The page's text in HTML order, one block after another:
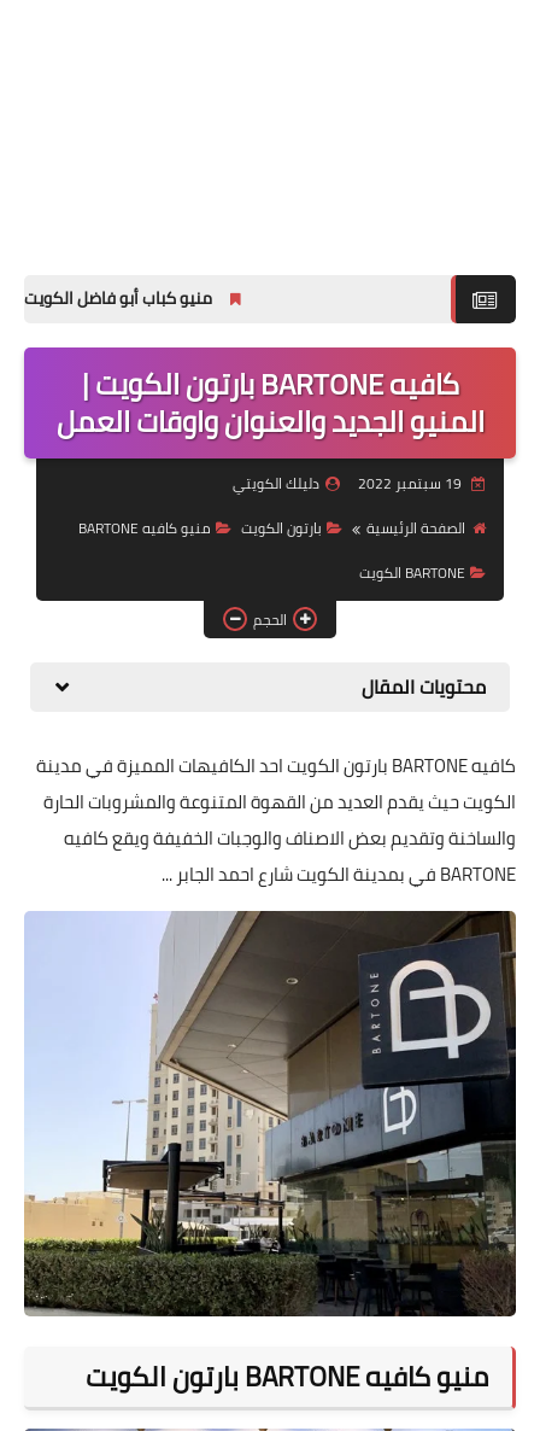
منيو كباب أبو فاضل الكويت مع الاسعار
كافيه BARTONE بارتون الكويت |
المنيو الجديد والعنوان واوقات العمل
دليلك الكويتي
الصفحة الرئيسية
بارتون الكويت
منيو كافيه BARTONE
BARTONE الكويت
الحجم
محتويات المقال
كافيه BARTONE بارتون الكويت احد الكافيهات المميزة في مدينة
الكويت حيث يقدم العديد من القهوة المتنوعة والمشروبات الحارة
والساخنة وتقديم بعض الاصناف والوجبات الخفيفة ويقع كافيه
BARTONE في بمدينة الكويت شارع احمد الجابر ...
منيو كافيه BARTONE بارتون الكويت